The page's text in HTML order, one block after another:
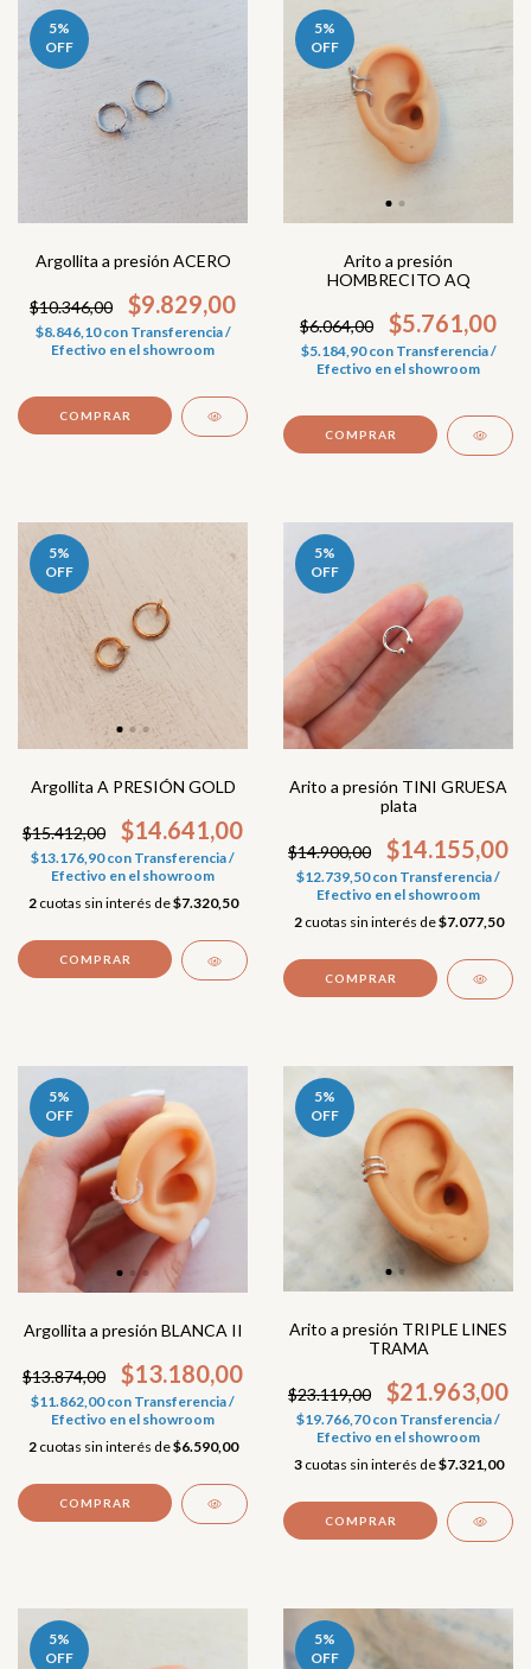
5%
OFF
Argollita a presión ACERO
$10.346,00 $9.829,00
$8.846,10con Transferencia /
Efectivo en el showroom
COMPRAR
5%
OFF
Arito a presión
HOMBRECITO AQ
$6.064,00 $5.761,00
$5.184,90con Transferencia /
Efectivo en el showroom
5%
OFF
Argollita A PRESIÓN GOLD
$15.412,00 $14.641,00
$13.176,90con Transferencia /
Efectivo en el showroom
2 cuotas sin interés de$7.320,50
COMPRAR
5%
OFF
Arito a presión TINI GRUESA
plata
$14.900,00 $14.155,00
$12.739,50con Transferencia /
Efectivo en el showroom
2 cuotas sin interés de$7.077,50
5%
OFF
Argollita a presión BLANCA II
$13.874,00 $13.180,00
$11.862,00con Transferencia /
Efectivo en el showroom
2 cuotas sin interés de$6.590,00
5%
OFF
Arito a presión TRIPLE LINES
TRAMA
$23.119,00 $21.963,00
$19.766,70con Transferencia /
Efectivo en el showroom
3 cuotas sin interés de$7.321,00
5%
OFF
5%
OFF